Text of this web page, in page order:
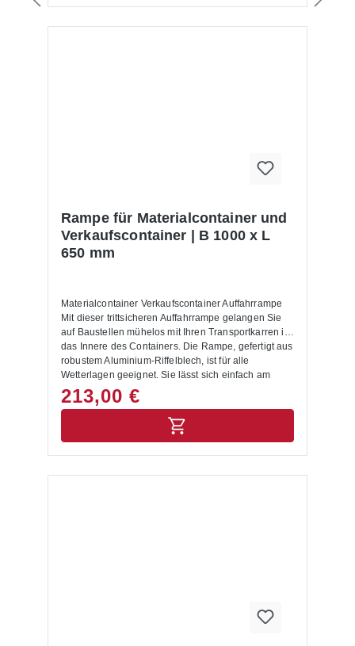
Rampe für Materialcontainer und
Verkaufscontainer | B 1000 x L
650 mm
Materialcontainer Verkaufscontainer Auffahrrampe
Mit dieser trittsicheren Auffahrrampe gelangen Sie
auf Baustellen mühelos mit Ihren Transportkarren in
das Innere des Containers. Die Rampe, gefertigt aus
robustem Aluminium-Riffelblech, ist für alle
Wetterlagen geeignet. Sie lässt sich einfach am
Container befestigen und kann nach Gebrauch
bequem abgenommen und im Container verstaut
schwarz Max. Belastbarkeit: 500 kg/m²
213,00 €